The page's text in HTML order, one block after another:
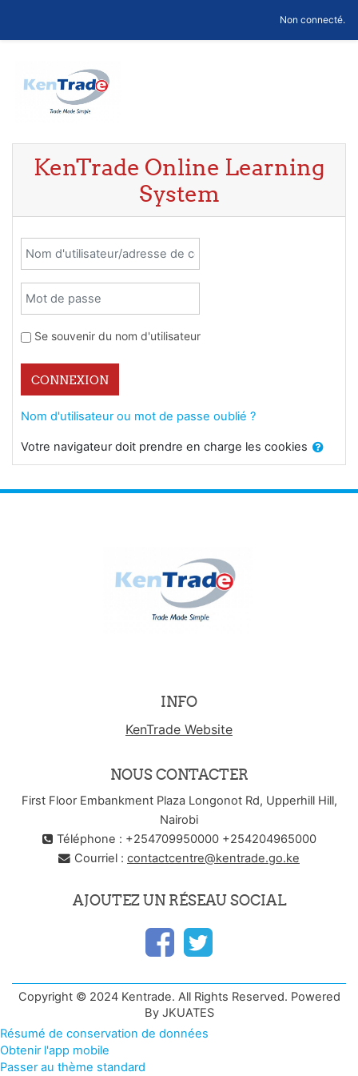
Non connecté.
KenTrade Online Learning
System
Nom d'utilisateur/adresse de courriel
Mot de passe
Se souvenir du nom d'utilisateur
CONNEXION
Nom d'utilisateur ou mot de passe oublié ?
Votre navigateur doit prendre en charge les cookies
INFO
KenTrade Website
NOUS CONTACTER
First Floor Embankment Plaza Longonot Rd, Upperhill Hill,
Nairobi
Téléphone : +254709950000 +254204965000
Courriel : contactcentre@kentrade.go.ke
AJOUTEZ UN RÉSEAU SOCIAL
Copyright © 2024 Kentrade. All Rights Reserved. Powered
By JKUATES
Résumé de conservation de données
Obtenir l'app mobile
Passer au thème standard